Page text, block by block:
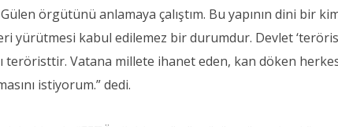
örgütünü anlamaya çalıştım. Bu yapının dini bir
yürütmesi kabul edilemez bir durumdur. Devlet
teröristtir. Vatana millete ihanet eden, kan döken
istiyorum.” dedi.